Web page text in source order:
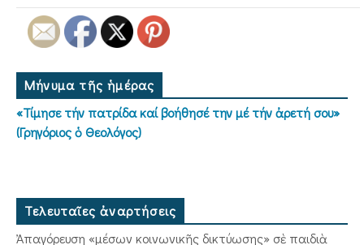
Μήνυμα τῆς ἡμέρας
«Τίμησε τήν πατρίδα καί βοήθησέ την μέ τήν ἀρετή σου»
(Γρηγόριος ὁ Θεολόγος)
Τελευταῖες ἀναρτήσεις
Ἀπαγόρευση «μέσων κοινωνικῆς δικτύωσης» σὲ παιδιὰ